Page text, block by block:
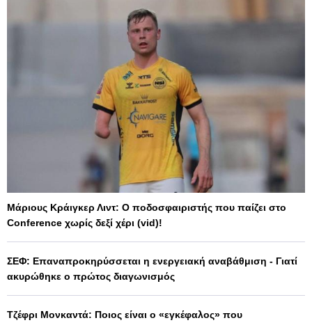
Μάριους Κράιγκερ Λιντ: Ο ποδοσφαιριστής που παίζει στο
Conference χωρίς δεξί χέρι (vid)!
ΣΕΦ: Επαναπροκηρύσσεται η ενεργειακή αναβάθμιση - Γιατί
ακυρώθηκε ο πρώτος διαγωνισμός
Τζέφρι Μονκαντά: Ποιος είναι ο «εγκέφαλος» που